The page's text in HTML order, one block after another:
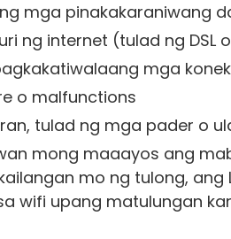
mga pinakakaraniwang
ng internet (tulad ng DSL
mga
o malfunctions
tulad ng mga pader o
mong maaayos ang
mo ng tulong, ang
wifi upang matulungan